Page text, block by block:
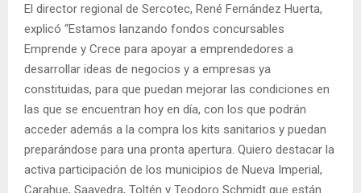
El director regional de Sercotec, René Fernández Huerta,
explicó “Estamos lanzando fondos concursables
Emprende y Crece para apoyar a emprendedores a
desarrollar ideas de negocios y a empresas ya
constituidas, para que puedan mejorar las condiciones en
las que se encuentran hoy en día, con los que podrán
acceder además a la compra los kits sanitarios y puedan
preparándose para una pronta apertura. Quiero destacar la
activa participación de los municipios de Nueva Imperial,
Carahue, Saavedra, Toltén y Teodoro Schmidt que están